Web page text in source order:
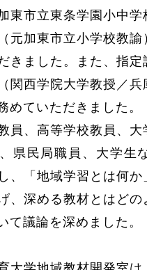
東市立東条学園小中学
元加東市立小学校教諭
きました。また、指
関西学院大学教授／
めていただきました。
員、高等学校教員、大
県民局職員、大学生
、「地域学習とは何
、深める教材とはど
て議論を深めました。